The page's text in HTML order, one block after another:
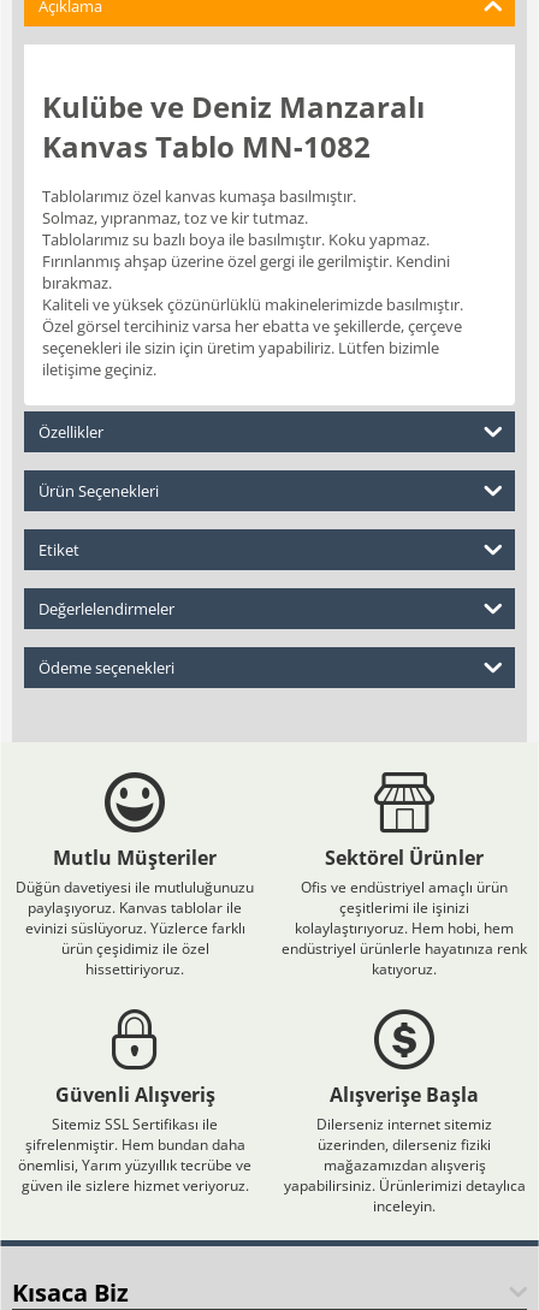
Açıklama
Kulübe ve Deniz Manzaralı
Kanvas Tablo MN-1082
Tablolarımız özel kanvas kumaşa basılmıştır.
Solmaz, yıpranmaz, toz ve kir tutmaz.
Tablolarımız su bazlı boya ile basılmıştır. Koku yapmaz.
Fırınlanmış ahşap üzerine özel gergi ile gerilmiştir. Kendini
bırakmaz.
Kaliteli ve yüksek çözünürlüklü makinelerimizde basılmıştır.
Özel görsel tercihiniz varsa her ebatta ve şekillerde, çerçeve
seçenekleri ile sizin için üretim yapabiliriz. Lütfen bizimle
iletişime geçiniz.
Özellikler
Ürün Seçenekleri
Etiket
Değerlelendirmeler
Ödeme seçenekleri
Mutlu Müşteriler
Düğün davetiyesi ile mutluluğunuzu
paylaşıyoruz. Kanvas tablolar ile
evinizi süslüyoruz. Yüzlerce farklı
ürün çeşidimiz ile özel
hissettiriyoruz.
Sektörel Ürünler
Ofis ve endüstriyel amaçlı ürün
çeşitlerimi ile işinizi
kolaylaştırıyoruz. Hem hobi, hem
endüstriyel ürünlerle hayatınıza renk
katıyoruz.
Güvenli Alışveriş
Sitemiz SSL Sertifikası ile
şifrelenmiştir. Hem bundan daha
önemlisi, Yarım yüzyıllık tecrübe ve
güven ile sizlere hizmet veriyoruz.
Alışverişe Başla
Dilerseniz internet sitemiz
üzerinden, dilerseniz fiziki
mağazamızdan alışveriş
yapabilirsiniz. Ürünlerimizi detaylıca
inceleyin.
Kısaca Biz